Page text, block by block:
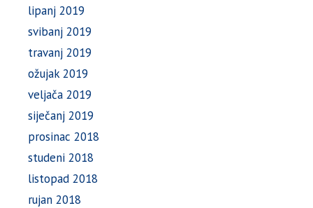
lipanj 2019
svibanj 2019
travanj 2019
ožujak 2019
veljača 2019
siječanj 2019
prosinac 2018
studeni 2018
listopad 2018
rujan 2018